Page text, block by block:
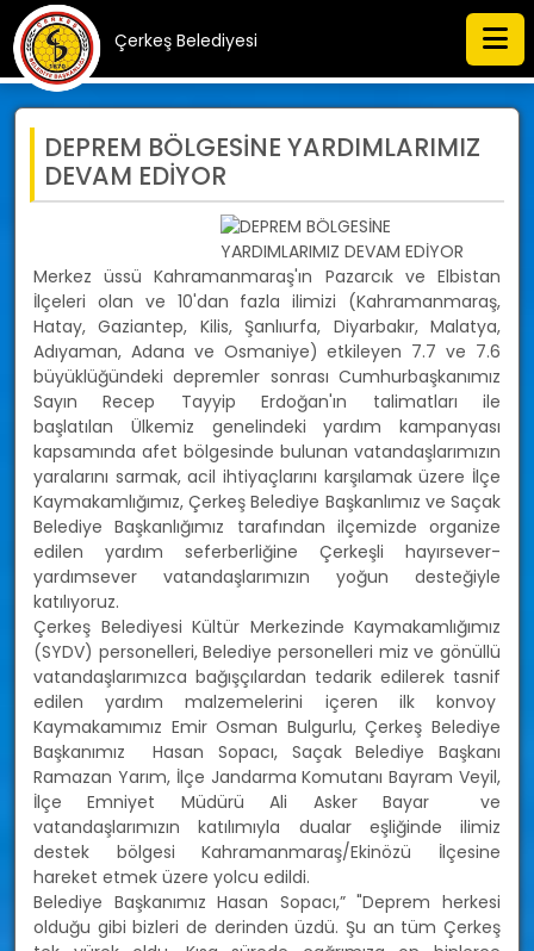
Çerkeş Belediyesi
DEPREM BÖLGESİNE YARDIMLARIMIZ
DEVAM EDİYOR
Merkez üssü Kahramanmaraş'ın Pazarcık ve Elbistan
İlçeleri olan ve 10'dan fazla ilimizi (Kahramanmaraş,
Hatay, Gaziantep, Kilis, Şanlıurfa, Diyarbakır, Malatya,
Adıyaman, Adana ve Osmaniye) etkileyen 7.7 ve 7.6
büyüklüğündeki depremler sonrası Cumhurbaşkanımız
Sayın Recep Tayyip Erdoğan'ın talimatları ile
başlatılan Ülkemiz genelindeki yardım kampanyası
kapsamında afet bölgesinde bulunan vatandaşlarımızın
yaralarını sarmak, acil ihtiyaçlarını karşılamak üzere İlçe
Kaymakamlığımız, Çerkeş Belediye Başkanlımız ve Saçak
Belediye Başkanlığımız tarafından ilçemizde organize
edilen yardım seferberliğine Çerkeşli hayırsever-
yardımsever vatandaşlarımızın yoğun desteğiyle
katılıyoruz.
Çerkeş Belediyesi Kültür Merkezinde Kaymakamlığımız
(SYDV) personelleri, Belediye personelleri miz ve gönüllü
vatandaşlarımızca bağışçılardan tedarik edilerek tasnif
edilen yardım malzemelerini içeren ilk konvoy
Kaymakamımız Emir Osman Bulgurlu, Çerkeş Belediye
Başkanımız Hasan Sopacı, Saçak Belediye Başkanı
Ramazan Yarım, İlçe Jandarma Komutanı Bayram Veyil,
İlçe Emniyet Müdürü Ali Asker Bayar ve
vatandaşlarımızın katılımıyla dualar eşliğinde ilimiz
destek bölgesi Kahramanmaraş/Ekinözü İlçesine
hareket etmek üzere yolcu edildi.
Belediye Başkanımız Hasan Sopacı,” "Deprem herkesi
olduğu gibi bizleri de derinden üzdü. Şu an tüm Çerkeş